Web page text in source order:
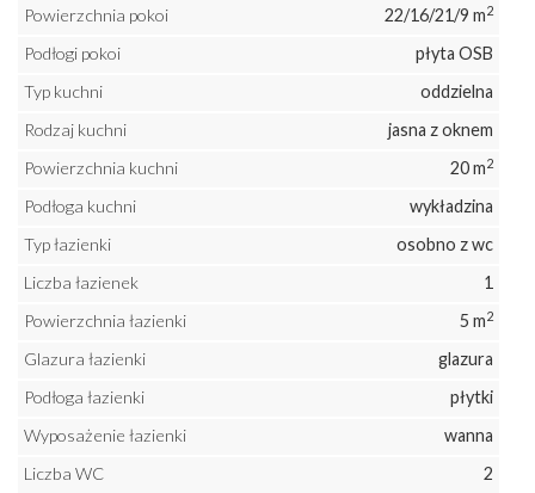
Powierzchnia pokoi 22/16/21/9 m2
Podłogi pokoi
płyta OSB
Typ kuchni
oddzielna
Rodzaj kuchni
jasna z oknem
Powierzchnia kuchni
20 m2
Podłoga kuchni
wykładzina
Typ łazienki
osobno z wc
Liczba łazienek
1
Powierzchnia łazienki
5 m2
Glazura łazienki
glazura
Podłoga łazienki
płytki
Wyposażenie łazienki
wanna
Liczba WC
2